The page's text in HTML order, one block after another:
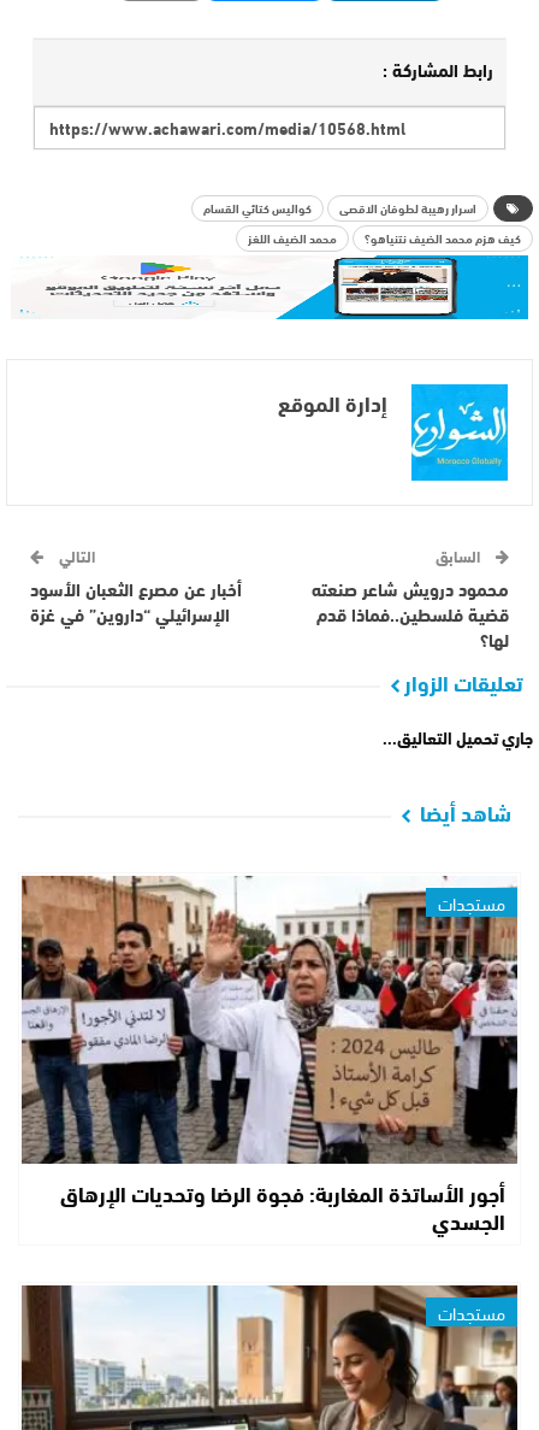
رابط المشاركة :
اسرار رهيبة لطوفان الاقصى
كواليس كتائي القسام
كيف هزم محمد الضيف نتنياهو؟
محمد الضيف اللغز
إدارة الموقع
السابق
محمود درويش شاعر صنعته
قضية فلسطين..فماذا قدم
لها؟
التالي
أخبار عن مصرع الثعبان الأسود
الإسرائيلي “داروين” في غزة
تعليقات الزوار
جاري تحميل التعاليق...
شاهد أيضا
مستجدات
أجور الأساتذة المغاربة: فجوة الرضا وتحديات الإرهاق
الجسدي
مستجدات